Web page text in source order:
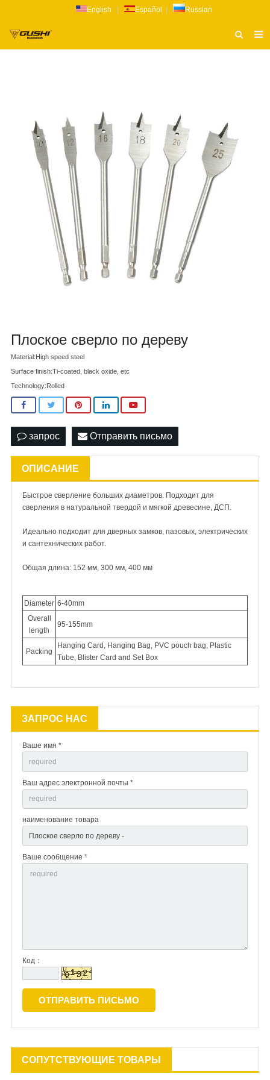
English Español Russian
НОВОСТИ
КАТАЛОГ
РАССЛЕДОВАНИЕ
СВЯЗАТЬСЯ С НАМИ
Плоское сверло по дереву
Material:High speed steel
Surface finish:Ti-coated, black oxide, etc
Technology:Rolled
запрос Отправить письмо
ОПИСАНИЕ
Быстрое сверление больших диаметров. Подходит для
сверления в натуральной твердой и мягкой древесине, ДСП.
Идеально подходит для дверных замков, пазовых, электрических
и сантехнических работ.
Общая длина: 152 мм, 300 мм, 400 мм
Diameter 6-40mm
Overall
length
95-155mm
Packing
Hanging Card, Hanging Bag, PVC pouch bag, Plastic
Tube, Blister Card and Set Box
ЗАПРОС НАС
Ваше имя *
Ваш адрес электронной почты *
наименование товара
Ваше сообщение *
Код：
СОПУТСТВУЮЩИЕ ТОВАРЫ